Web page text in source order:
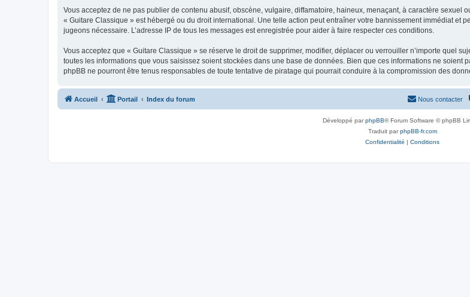
Vous acceptez de ne pas publier de contenu abusif, obscène, vulgaire, diffamatoire, haineux, menaçant, à caractère sexuel
« Guitare Classique » est hébergé ou du droit international. Une telle action peut entraîner votre bannissement immédiat et
jugeons nécessaire. L’adresse IP de tous les messages est enregistrée pour aider à faire respecter ces conditions.
Vous acceptez que « Guitare Classique » se réserve le droit de supprimer, modifier, déplacer ou verrouiller n’importe quel
toutes les informations que vous saisissez soient stockées dans une base de données. Bien que ces informations ne soient
phpBB ne pourront être tenus responsables de toute tentative de piratage qui pourrait conduire à la compromission des
Accueil Portail Index du forum Nous contacter
Développé parphpBB® Forum Software © phpBB
Traduit parphpBB-fr.com
Confidentialité | Conditions